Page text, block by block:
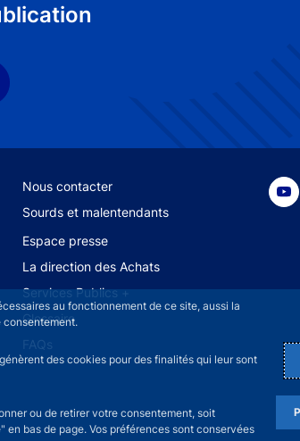
au fonctionnement de ce site, aussi la
consentement.
des cookies pour des finalités qui leur sont
ou de retirer votre consentement, soit
bas de page. Vos préférences sont conservées
Footer secondary menu
Nous contacter
Sourds et malentendants
Espace presse
La direction des Achats
Services Publics +
Glossaire
FAQs